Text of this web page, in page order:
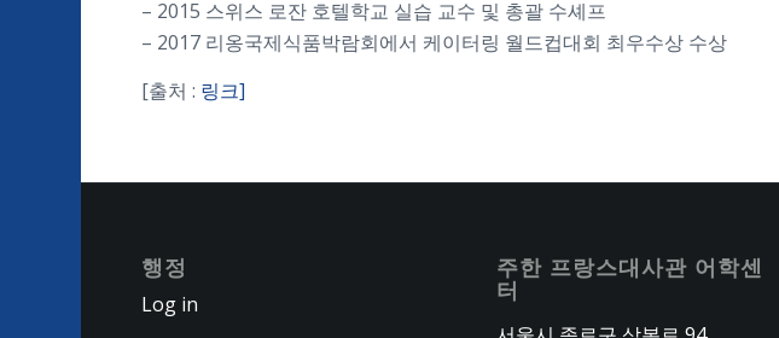
– 2015 스위스 로잔 호텔학교 실습 교수 및 총괄 수셰프
– 2017 리옹국제식품박람회에서 케이터링 월드컵대회 최우수상 수상
[출처 : 링크]
행정
Log in
주한 프랑스대사관 어학센
터